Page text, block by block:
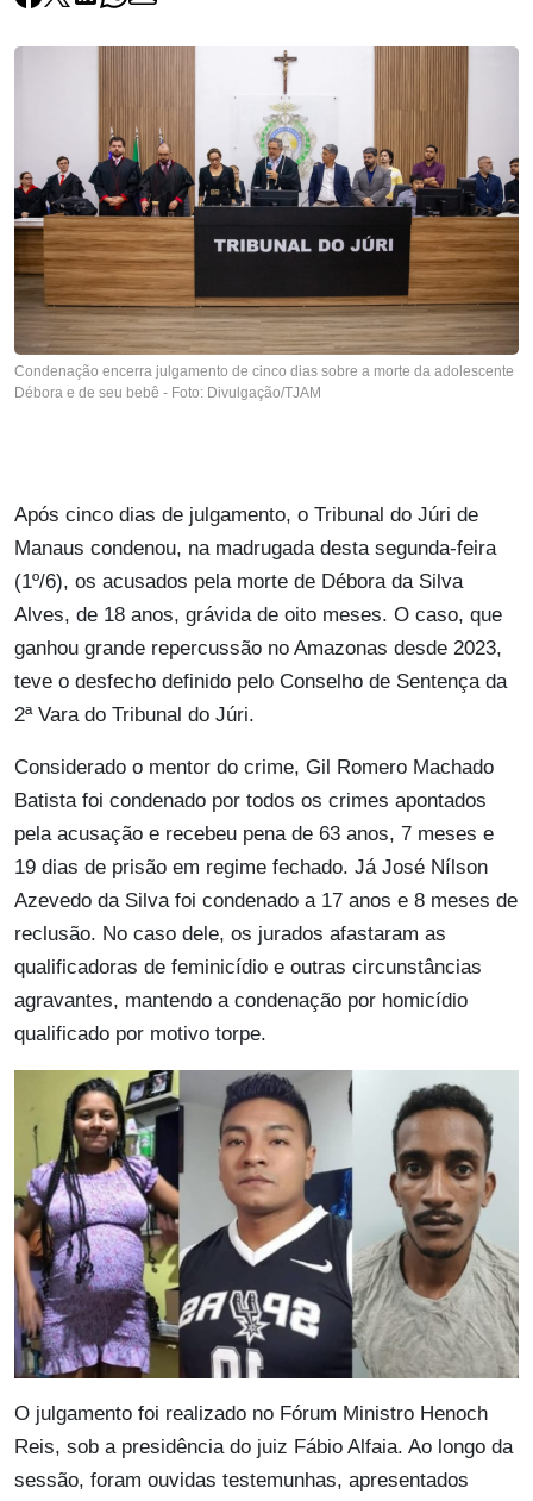
Condenação encerra julgamento de cinco dias sobre a morte da adolescente
Débora e de seu bebê - Foto: Divulgação/TJAM
Após cinco dias de julgamento, o Tribunal do Júri de
Manaus condenou, na madrugada desta segunda-feira
(1º/6), os acusados pela morte de Débora da Silva
Alves, de 18 anos, grávida de oito meses. O caso, que
ganhou grande repercussão no Amazonas desde 2023,
teve o desfecho definido pelo Conselho de Sentença da
2ª Vara do Tribunal do Júri.
Considerado o mentor do crime, Gil Romero Machado
Batista foi condenado por todos os crimes apontados
pela acusação e recebeu pena de 63 anos, 7 meses e
19 dias de prisão em regime fechado. Já José Nílson
Azevedo da Silva foi condenado a 17 anos e 8 meses de
reclusão. No caso dele, os jurados afastaram as
qualificadoras de feminicídio e outras circunstâncias
agravantes, mantendo a condenação por homicídio
qualificado por motivo torpe.
O julgamento foi realizado no Fórum Ministro Henoch
Reis, sob a presidência do juiz Fábio Alfaia. Ao longo da
sessão, foram ouvidas testemunhas, apresentados